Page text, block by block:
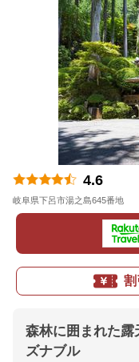
4.6
岐阜県下呂市湯之島645番地
割
森林に囲まれた
ズナブル